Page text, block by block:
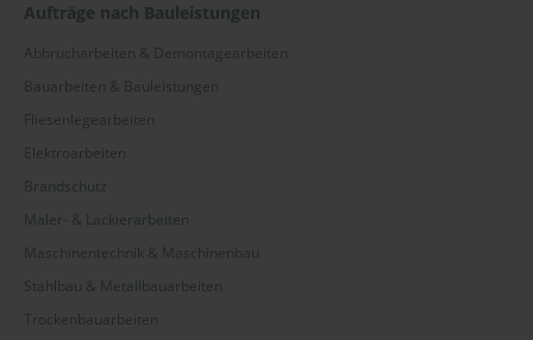
Aufträge nach Bauleistungen
Abbrucharbeiten & Demontagearbeiten
Bauarbeiten & Bauleistungen
Fliesenlegearbeiten
Elektroarbeiten
Brandschutz
Maler- & Lackierarbeiten
Maschinentechnik & Maschinenbau
Stahlbau & Metallbauarbeiten
Trockenbauarbeiten